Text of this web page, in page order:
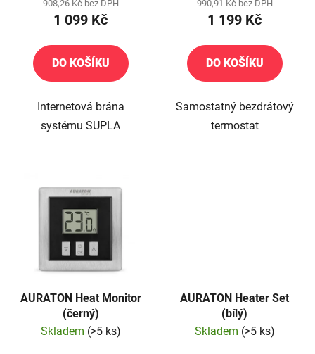
908,26 Kč bez DPH
1 099 Kč
DO KOŠÍKU
Internetová brána
systému SUPLA
990,91 Kč bez DPH
1 199 Kč
DO KOŠÍKU
Samostatný bezdrátový
termostat
AURATON Heat Monitor
(černý)
Skladem (>5 ks)
AURATON Heater Set
(bílý)
Skladem (>5 ks)